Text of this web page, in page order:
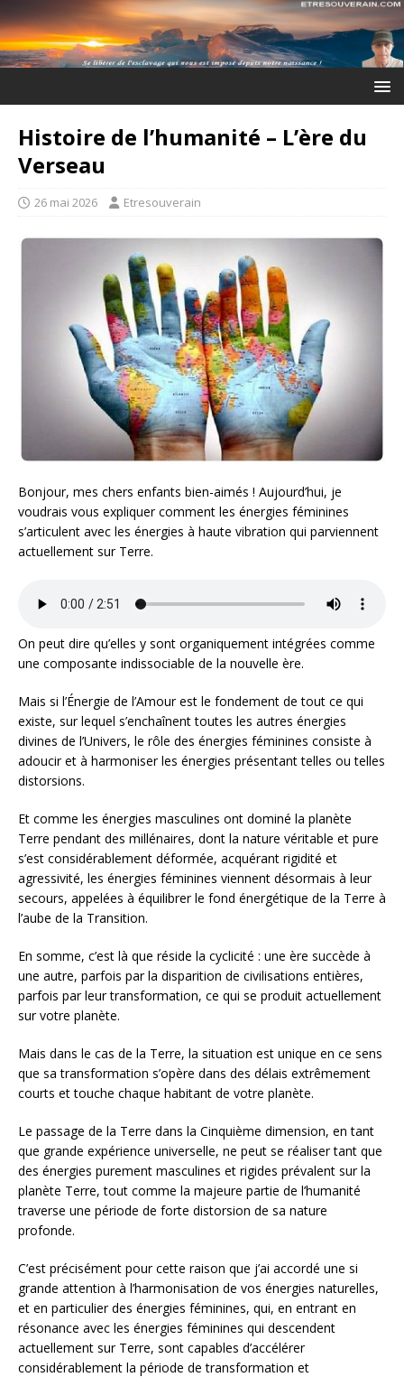
Histoire de l’humanité – L’ère du
Verseau
26 mai 2026 Etresouverain
Bonjour, mes chers enfants bien-aimés ! Aujourd’hui, je
voudrais vous expliquer comment les énergies féminines
s’articulent avec les énergies à haute vibration qui parviennent
actuellement sur Terre.
On peut dire qu’elles y sont organiquement intégrées comme
une composante indissociable de la nouvelle ère.
Mais si l’Énergie de l’Amour est le fondement de tout ce qui
existe, sur lequel s’enchaînent toutes les autres énergies
divines de l’Univers, le rôle des énergies féminines consiste à
adoucir et à harmoniser les énergies présentant telles ou telles
distorsions.
Et comme les énergies masculines ont dominé la planète
Terre pendant des millénaires, dont la nature véritable et pure
s’est considérablement déformée, acquérant rigidité et
agressivité, les énergies féminines viennent désormais à leur
secours, appelées à équilibrer le fond énergétique de la Terre à
l’aube de la Transition.
En somme, c’est là que réside la cyclicité : une ère succède à
une autre, parfois par la disparition de civilisations entières,
parfois par leur transformation, ce qui se produit actuellement
sur votre planète.
Mais dans le cas de la Terre, la situation est unique en ce sens
que sa transformation s’opère dans des délais extrêmement
courts et touche chaque habitant de votre planète.
Le passage de la Terre dans la Cinquième dimension, en tant
que grande expérience universelle, ne peut se réaliser tant que
des énergies purement masculines et rigides prévalent sur la
planète Terre, tout comme la majeure partie de l’humanité
traverse une période de forte distorsion de sa nature
profonde.
C’est précisément pour cette raison que j’ai accordé une si
grande attention à l’harmonisation de vos énergies naturelles,
et en particulier des énergies féminines, qui, en entrant en
résonance avec les énergies féminines qui descendent
actuellement sur Terre, sont capables d’accélérer
considérablement la période de transformation et